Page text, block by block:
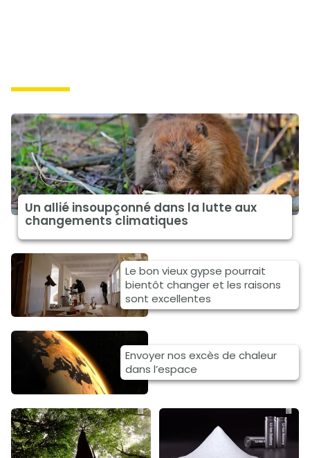
Un allié insoupçonné dans la lutte aux
changements climatiques
Le bon vieux gypse pourrait
bientôt changer et les raisons
sont excellentes
Envoyer nos excès de chaleur
dans l’espace